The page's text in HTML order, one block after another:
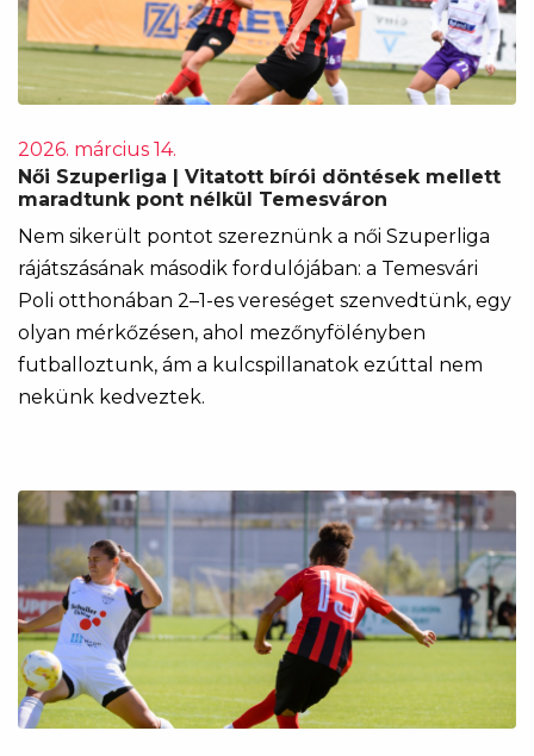
2026. március 14.
Női Szuperliga | Vitatott bírói döntések mellett
maradtunk pont nélkül Temesváron
Nem sikerült pontot szereznünk a női Szuperliga
rájátszásának második fordulójában: a Temesvári
Poli otthonában 2–1-es vereséget szenvedtünk, egy
olyan mérkőzésen, ahol mezőnyfölényben
futballoztunk, ám a kulcspillanatok ezúttal nem
nekünk kedveztek.